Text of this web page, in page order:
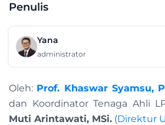
Penulis
Yana
administrator
Oleh: Prof. Khaswar Syamsu,
dan Koordinator Tenaga Ahli
Muti Arintawati, MSi. (Direktur